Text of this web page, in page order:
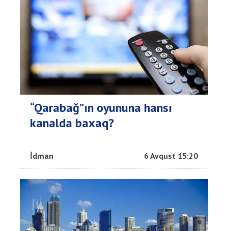
“Qarabağ”ın oyununa hansı
kanalda baxaq?
İdman 6 Avqust 15:20